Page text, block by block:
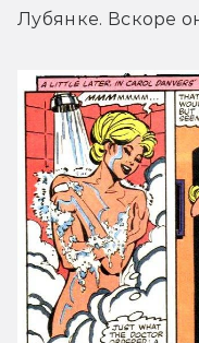
Лубянке. Вскоре